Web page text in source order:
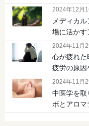
2024年12月
メディカ
場に活かす
2024年11月
心が疲れた
疲労の原因
2024年11月
中医学を取
ボとアロ